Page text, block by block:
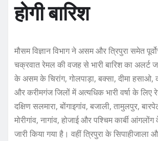
होगी बारिश
मौसम विज्ञान विभाग ने असम और त्रिपुरा समेत
चक्रवात रेमल की वजह से भारी बारिश का अलर्ट
के असम के चिरांग, गोलपाड़ा, बक्सा, दीमा हसाओ,
और करीमगंज जिलों में अत्यधिक भारी वर्षा के लिए
दक्षिण सलमारा, बोंगाइगांव, बजाली, तामुलपुर,
मोरीगांव, नागांव, होजाई और पश्चिम कार्बी
जारी किया गया है। वहीं त्रिपुरा के सिपाहीजाला